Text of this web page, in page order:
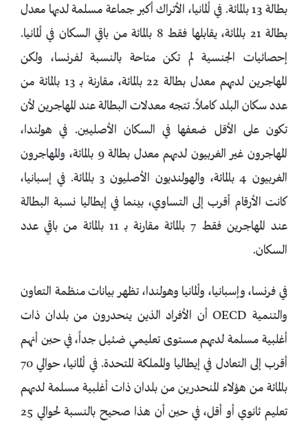
بطالة 13 بالمائة. في ألمانيا، الأتراك أكبر جماعة مسلمة لديها معدل
بطالة 21 بالمائة، يقابلها فقط 8 بالمائة من باقي السكان في ألمانيا.
إحصائيات الجنسية لم تكن متاحة بالنسبة لفرنسا، ولكن
المهاجرين لديهم معدل بطالة 22 بالمائة، مقارنة بـ 13 بالمائة من
عدد سكان البلد كاملاً. تتجه معدلات البطالة عند المهاجرين لأن
تكون على الأقل ضعفها في السكان الأصليين. في هولندا،
المهاجرون غير الغربيون لديهم معدل بطالة 9 بالمائة، والمهاجرون
الغربيون 4 بالمائة، والهولنديون الأصليون 3 بالمائة. في إسبانيا،
كانت الأرقام أقرب إلى التساوي، بينما في إيطاليا نسبة البطالة
عند المهاجرين فقط 7 بالمائة مقارنة بـ 11 بالمائة من باقي عدد
السكان.
في فرنسا، وإسبانيا، وألمانيا وهولندا، تظهر بيانات منظمة التعاون
والتنمية OECD أن الأفراد الذين ينحدرون من بلدان ذات
أغلبية مسلمة لديهم مستوى تعليمي ضئيل جداً، في حين أنهم
أقرب إلى التعادل في إيطاليا والمملكة المتحدة. في ألمانيا، حوالي 70
بالمائة من هؤلاء المنحدرين من بلدان ذات أغلبية مسلمة لديهم
تعليم ثانوي أو أقل، في حين أن هذا صحيح بالنسبة لحوالي 25